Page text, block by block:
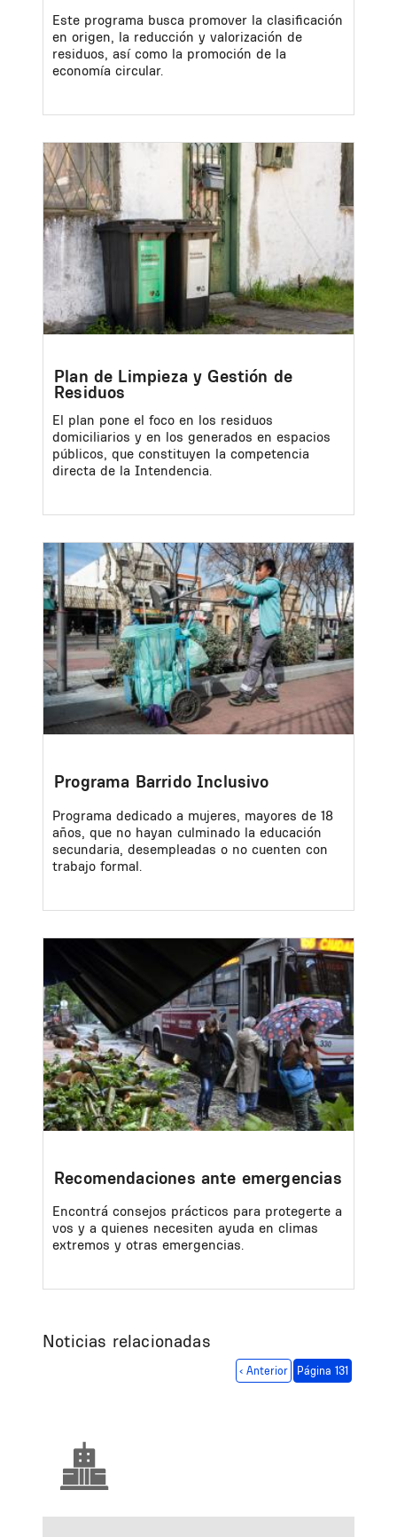
Este programa busca promover la clasificación
en origen, la reducción y valorización de
residuos, así como la promoción de la
economía circular.
Image
Plan de Limpieza y Gestión de
Residuos
El plan pone el foco en los residuos
domiciliarios y en los generados en espacios
públicos, que constituyen la competencia
directa de la Intendencia.
Image
Programa Barrido Inclusivo
Programa dedicado a mujeres, mayores de 18
años, que no hayan culminado la educación
secundaria, desempleadas o no cuenten con
trabajo formal.
Recomendaciones ante emergencias
Encontrá consejos prácticos para protegerte a
vos y a quienes necesiten ayuda en climas
extremos y otras emergencias.
Noticias relacionadas
Página anterior
‹ Anterior Página 131